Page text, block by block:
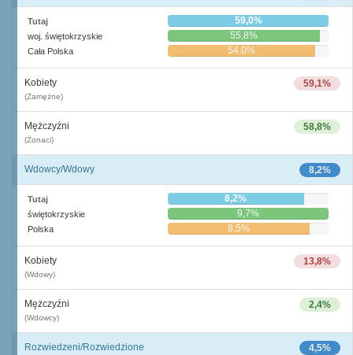
Tutaj 59,0%
woj. świętokrzyskie 55,8%
Cała Polska 54,0%
59,1%
Kobiety
(Zamężne)
58,8%
Mężczyźni
(Żonaci)
8,2%
Wdowcy/Wdowy
Tutaj 8,2%
świętokrzyskie 9,7%
Polska 8,5%
13,8%
Kobiety
(Wdowy)
2,4%
Mężczyźni
(Wdowcy)
4,5%
Rozwiedzeni/Rozwiedzione